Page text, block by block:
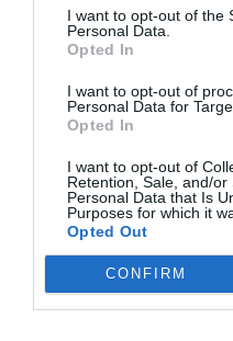
I want to opt-out of the
Personal Data.
Opted In
I want to opt-out of
Personal Data for
Opted In
I want to opt-out of
Retention, Sale, and/or
Personal Data that Is
Purposes for which it
Opted Out
CONFIRM